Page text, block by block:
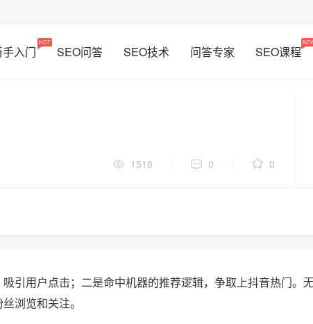
入门
HOT
SEO问答 SEO技术 问答专家 SEO课程
1518 0 0
引用户点击；二是命中机器的推荐逻辑，争取上抖音热门。
浏览和关注。